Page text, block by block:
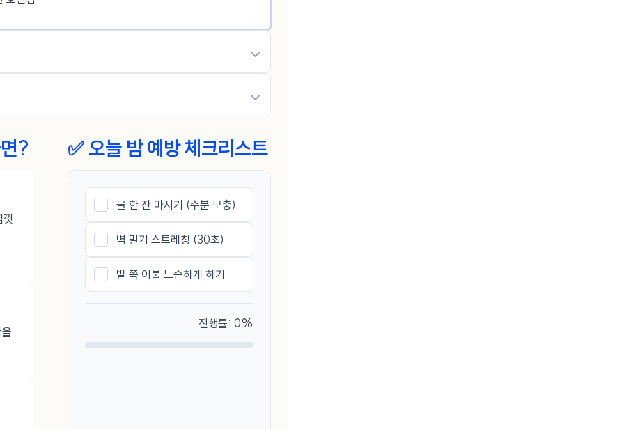
? ✅ 오늘 밤 예방 체크리스트
물 한 잔 마시기 (수분 보충)
벽 밀기 스트레칭 (30초)
발 쪽 이불 느슨하게 하기
진행률: 0%